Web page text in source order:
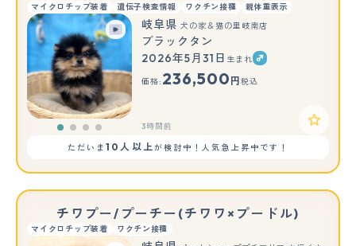
マイクロチップ装着 遺伝子検査情報 ワクチン接種 親体重表示
岐阜県 犬の家＆猫の里岐南店
ブラックタン
2026年5月31日 生まれ
価格: 236,500 円 税込
3時間前
ただいま10人以上が検討中！人気急上昇中です！
チワプー/プーチー(チワワ×プードル)
マイクロチップ装着 ワクチン接種